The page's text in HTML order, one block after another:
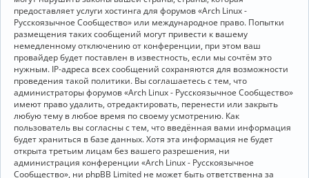
предоставляет услуги хостинга для форумов «Arch Linux -
Русскоязычное Сообщество» или международное право. Попытки
размещения таких сообщений могут привести к вашему
немедленному отключению от конференции, при этом ваш
провайдер будет поставлен в известность, если мы сочтём это
нужным. IP-адреса всех сообщений сохраняются для возможности
проведения такой политики. Вы соглашаетесь с тем, что
администраторы форумов «Arch Linux - Русскоязычное Сообщество»
имеют право удалить, отредактировать, перенести или закрыть
любую тему в любое время по своему усмотрению. Как
пользователь вы согласны с тем, что введённая вами информация
будет храниться в базе данных. Хотя эта информация не будет
открыта третьим лицам без вашего разрешения, ни
администрация конференции «Arch Linux - Русскоязычное
Сообщество», ни phpBB Limited не может быть ответственна за